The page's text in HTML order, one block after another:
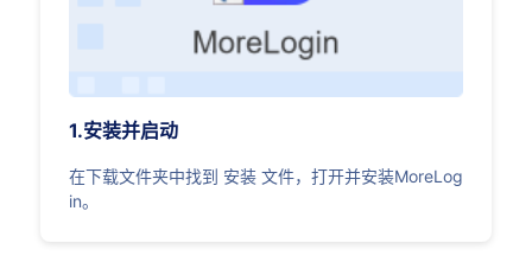
1.安装并启动
在下载文件夹中找到 安装 文件，打开并安装MoreLog
in。